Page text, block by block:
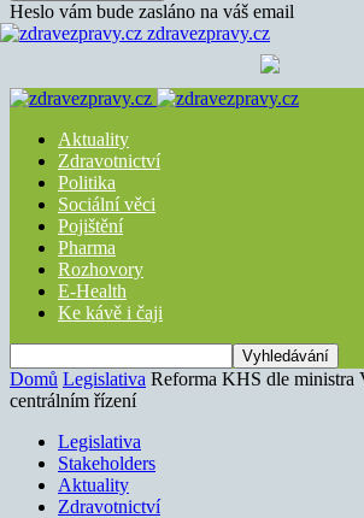
Heslo vám bude zasláno na váš email
zdravezpravy.cz
Aktuality
Zdravotnictví
Politika
Sociální věci
Pojištění
Pharma
Rozhovory
E-Health
Ke kávě i čaji
Domů Legislativa Reforma KHS dle ministra
centrálním řízení
Legislativa
Stakeholders
Aktuality
Zdravotnictví